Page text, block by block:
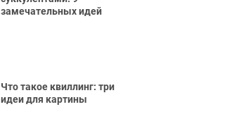
замечательных идей
Что такое квиллинг: три
идеи для картины